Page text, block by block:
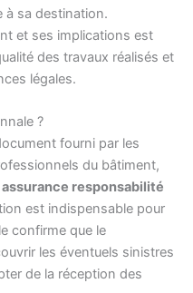
à sa destination.
et ses implications est
des travaux réalisés et
légales.
?
fourni par les
du bâtiment,
assurance responsabilité
est indispensable pour
confirme que le
les éventuels sinistres
de la réception des